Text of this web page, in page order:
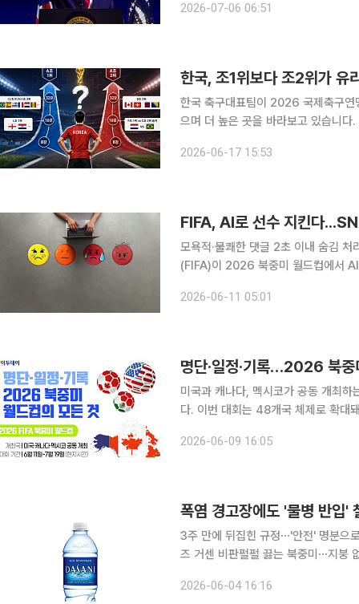
이 1일 지아니 인판티노 FIFA 회장에
2026-07-06 06:51
한국, 조1위보다 조2위가 유
한국 축구대표팀이 2026 국제축구연
으며 더 높은 곳을 바라보고 있습니
리카공화국을 2-0으로 이겼는데요. 1
2026-06-17 15:53
FIFA, AI로 선수 지킨다
모욕적·불쾌한 댓글 2초 이내 숨김
(FIFA)이 2026 북중미 월드컵에서
2026-06-11 05:01
명단·일정·기록…2026 북
미국과 캐나다, 멕시코가 공동 개최
다. 이번 대회는 48개국 체제로 확대
됐습니다. 한국시간 12일 오전 11시
2026-06-09 16:05
폭염 경고장에도 '물병 반입'
3주 만에 뒤집힌 규정⋯'안전' 명분으
즈 거센 비판펄펄 끓는 북중미⋯지붕 없는 경기장도 있
있다. 기록적인 폭염이 예고된 상황에
2026-06-04 16:16